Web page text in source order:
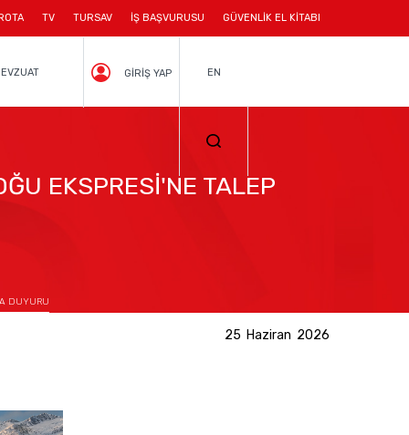
TV TURSAV İŞ BAŞVURUSU GÜVENLİK EL KİTABI
GİRİŞ YAP EN
EKSPRESİ'NE TALEP
DUYURU
25 Haziran 2026